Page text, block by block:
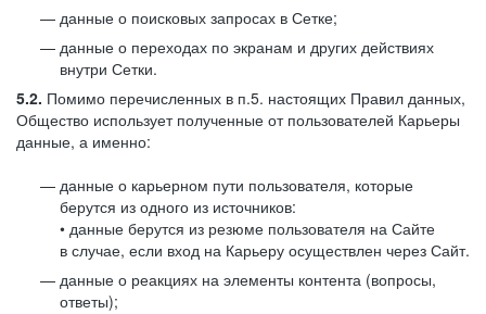
данные о поисковых запросах в Сетке;
данные о переходах по экранам и других действиях
внутри Сетки.
5.2. Помимо перечисленных в п.5. настоящих Правил данных,
Общество использует полученные от пользователей Карьеры
данные, а именно:
данные о карьерном пути пользователя, которые
берутся из одного из источников:
• данные берутся из резюме пользователя на Сайте
в случае, если вход на Карьеру осуществлен через Сайт.
данные о реакциях на элементы контента (вопросы,
ответы);